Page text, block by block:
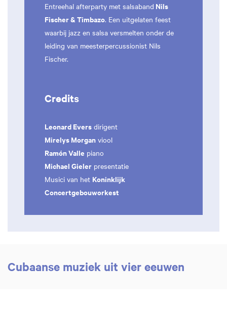
Entreehal afterparty met salsaband Nils
Fischer & Timbazo. Een uitgelaten feest
waarbij jazz en salsa versmelten onder de
leiding van meesterpercussionist Nils
Fischer.
Credits
Leonard Evers dirigent
Mirelys Morgan viool
Ramón Valle piano
Michael Gieler presentatie
Musici van het Koninklijk
Concertgebouworkest
Cubaanse muziek uit vier eeuwen